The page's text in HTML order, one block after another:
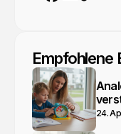
Empfohlene
24.